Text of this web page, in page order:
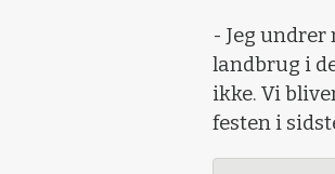
- Jeg
landbrug i
ikke. Vi
festen i